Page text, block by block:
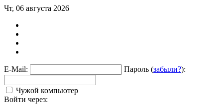
Чт, 06 августа 2026
E-Mail: Пароль (забыли?):
Чужой компьютер
Войти через: